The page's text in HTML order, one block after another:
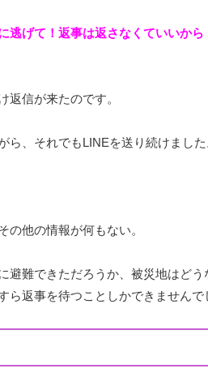
逃げて！返事は返さなくていいから
返信が来たのです。
、それでもLINEを送り続けました
の他の情報が何もない。
避難できただろうか、被災地はど
返事を待つことしかできませんで